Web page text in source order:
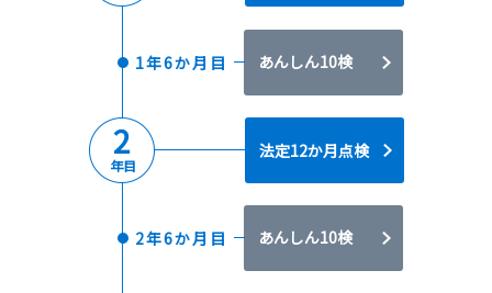
1年6か月目 あんしん10検
2
年目
法定12か月点検
2年6か月目 あんしん10検